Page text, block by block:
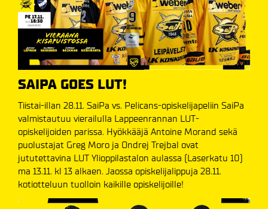
SAIPA GOES LUT!
Tiistai-illan 28.11. SaiPa vs. Pelicans-opiskelijapeliin SaiPa
valmistautuu vierailulla Lappeenrannan LUT-
opiskelijoiden parissa. Hyökkääjä Antoine Morand sekä
puolustajat Greg Moro ja Ondrej Trejbal ovat
jututettavina LUT Ylioppilastalon aulassa (Laserkatu 10)
ma 13.11. kl 13 alkaen. Jaossa opiskelijalippuja 28.11.
kotiotteluun tuolloin kaikille opiskelijoille!